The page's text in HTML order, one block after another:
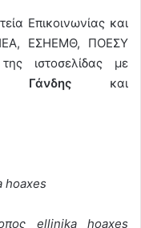
Επικοινωνίας και
ΕΣΗΕΜΘ, ΠΟΕΣΥ
ιστοσελίδας με
Γάνδηςκαι
hoaxes
ellinika hoaxes